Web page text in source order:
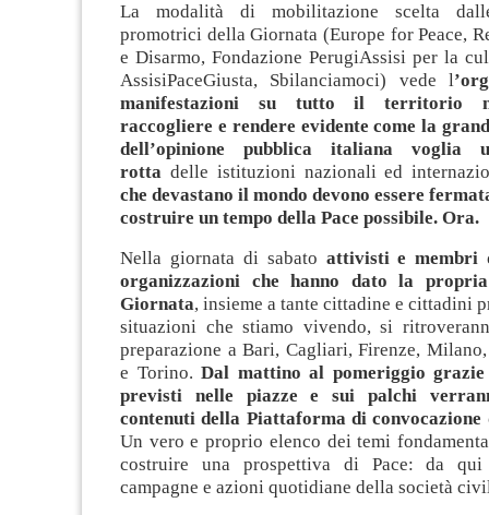
La modalità di mobilitazione scelta
promotrici della Giornata (Europe for Peace,
e Disarmo, Fondazione PerugiAssisi per la
AssisiPaceGiusta, Sbilanciamoci) vede l
manifestazioni su tutto il territorio
raccogliere e rendere evidente come la
dell’opinione pubblica italiana voglia
rotta delle istituzioni nazionali ed
che devastano il mondo devono essere
costruire un tempo della Pace possibile. Ora.
Nella giornata di sabato attivisti e membri
organizzazioni che hanno dato la
Giornata, insieme a tante cittadine e cittadini
situazioni che stiamo vivendo, si
preparazione a Bari, Cagliari, Firenze, Milano,
e Torino. Dal mattino al pomeriggio
previsti nelle piazze e sui palchi
contenuti della Piattaforma di
Un vero e proprio elenco dei temi
costruire una prospettiva di Pace: da
campagne e azioni quotidiane della società